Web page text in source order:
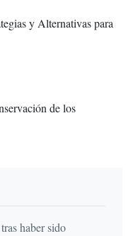
y Alternativas para
de los
haber sido